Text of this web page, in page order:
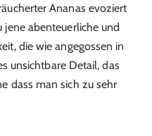
Ananas evoziert
jene abenteuerliche und
die wie angegossen in
unsichtbare Detail, das
dass man sich zu sehr